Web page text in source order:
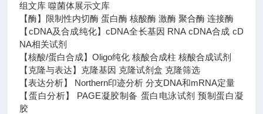
组文库 噬菌体展示文库
【酶】限制性内切酶 蛋白酶 核酸酶 激酶 聚合酶 连接酶
【cDNA及合成纯化】cDNA全长基因 RNA cDNA合成 cD
NA相关试剂
【核酸/蛋白合成】Oligo纯化 核酸合成柱 核酸合成试剂
【克隆与表达】克隆基因 克隆试剂盒 克隆筛选
【表达分析】 Northern印迹分析 分支DNA和mRNA定量
【蛋白分析】 PAGE凝胶制备 蛋白电泳试剂 预制蛋白凝
胶